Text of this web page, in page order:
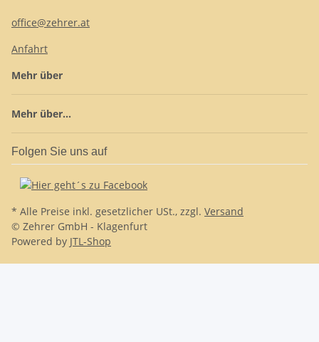
office@zehrer.at
Anfahrt
Mehr über
Mehr über...
Folgen Sie uns auf
* Alle Preise inkl. gesetzlicher USt., zzgl. Versand
© Zehrer GmbH - Klagenfurt
Powered by JTL-Shop